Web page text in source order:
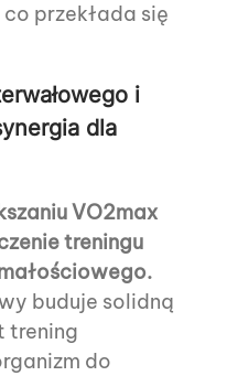
przekłada się
i
dla
VO2max
treningu
buduje solidną
trening
do